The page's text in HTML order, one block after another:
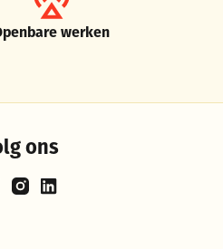
werken
ons
Instagram
LinkedIn